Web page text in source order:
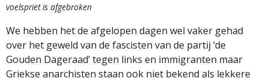
voelspriet is afgebroken
We hebben het de afgelopen dagen wel vaker gehad
over het geweld van de fascisten van de partij ‘de
Gouden Dageraad’ tegen links en immigranten maar
Griekse anarchisten staan ook niet bekend als lekkere